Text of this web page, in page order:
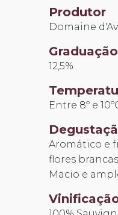
Produtor
Domaine
12,5%
Entre 8º e
Aromático e
flores
Macio e